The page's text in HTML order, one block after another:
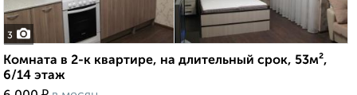
3
Комната в 2-к квартире, на длительный срок, 53м²,
6/14 этаж